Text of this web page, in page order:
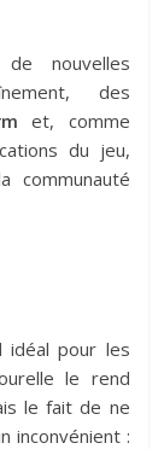
nouvelles
des
et, comme
du jeu,
communauté
idéal pour les
le rend
le fait de ne
inconvénient :